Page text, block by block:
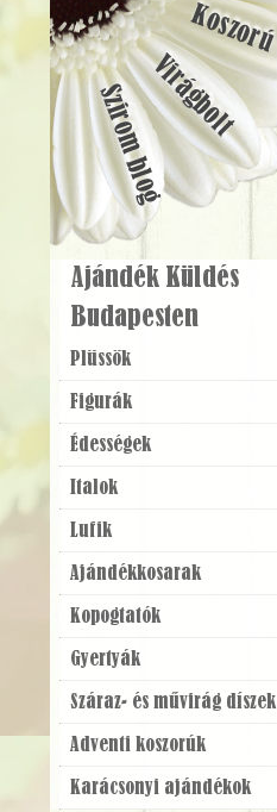
Koszorú
Virágbolt
Szirom blog
Ajándék Küldés
Budapesten
Plüssök
Figurák
Édességek
Italok
Lufik
Ajándék­kosarak
Kopogtatók
Gyertyák
Száraz- és művirág díszek
Adventi koszorúk
Karácsonyi ajándékok